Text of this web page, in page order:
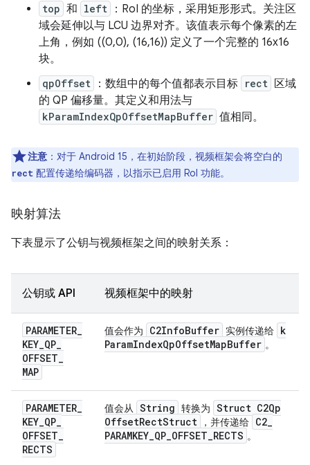
top 和 left
：RoI 的坐标，采用矩形形式。关注区
域会延伸以与 LCU 边界对齐。该值表示每个像素的左
上角，例如 ((0,0), (16,16)) 定义了一个完整的 16x16
块。
qpOffset ：数组中的每个值都表示目标 rect 区域
的 QP 偏移量。其定义和用法与
kParamIndexQpOffsetMapBuffer 值相同。
注意 ：对于 Android 15，在初始阶段，视频框架会将空白的
rect 配置传递给编码器，以指示已启用 RoI 功能。
映射算法
下表显示了公钥与视频框架之间的映射关系：
公钥或 API 视频框架中的映射
PARAMETER_
KEY_QP_
OFFSET_
MAP
值会作为 C2InfoBuffer 实例传递给 k
ParamIndexQpOffsetMapBuffer 。
PARAMETER_
KEY_QP_
OFFSET_
RECTS
值会从 String 转换为 Struct C2Qp
OffsetRectStruct ，并传递给 C2_
PARAMKEY_QP_OFFSET_RECTS 。